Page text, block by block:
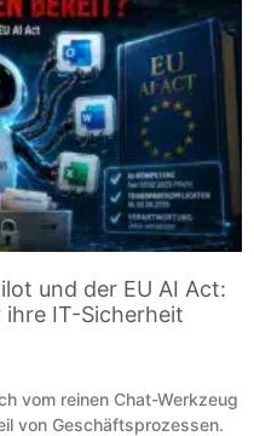
und der EU AI Act:
IT-Sicherheit
vom reinen Chat-Werkzeug
von Geschäftsprozessen.